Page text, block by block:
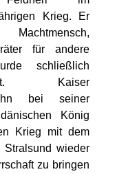
Krieg. Er
für andere
schließlich
Kaiser
bei seiner
König
Krieg mit dem
Stralsund wieder
zu bringen